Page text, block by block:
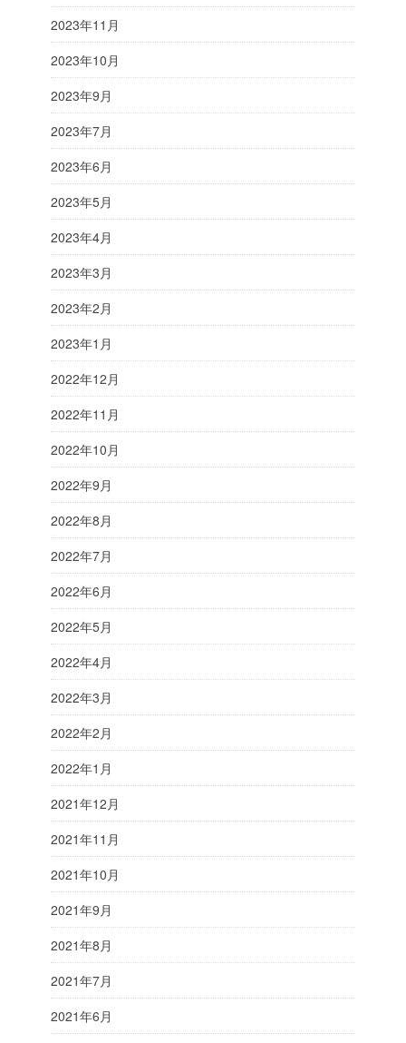
2023年11月
2023年10月
2023年9月
2023年7月
2023年6月
2023年5月
2023年4月
2023年3月
2023年2月
2023年1月
2022年12月
2022年11月
2022年10月
2022年9月
2022年8月
2022年7月
2022年6月
2022年5月
2022年4月
2022年3月
2022年2月
2022年1月
2021年12月
2021年11月
2021年10月
2021年9月
2021年8月
2021年7月
2021年6月